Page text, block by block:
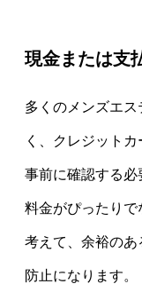
現金または支
多くのメンズエ
く、クレジット
事前に確認する必
料金がぴったり
考えて、余裕の
防止になります。